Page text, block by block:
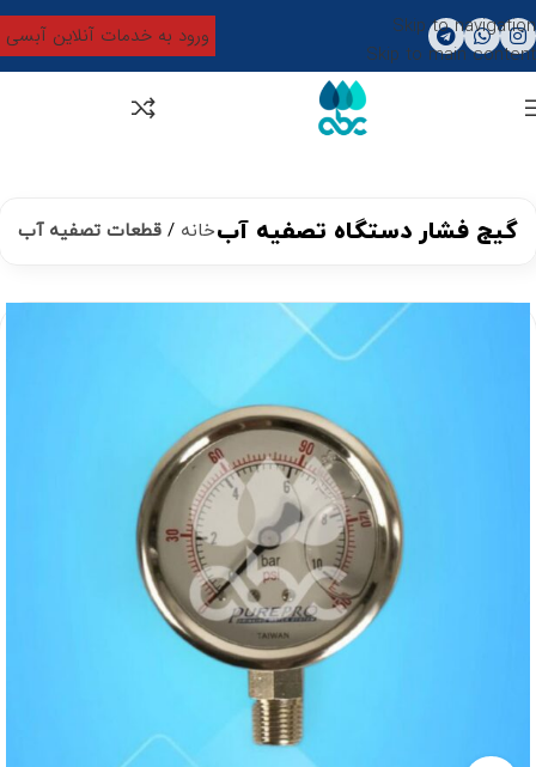
Skip to navigation
Skip to main content
ورود به خدمات آنلاین آبسی
گیج فشار دستگاه تصفیه آبخانه قطعات تصفیه آب